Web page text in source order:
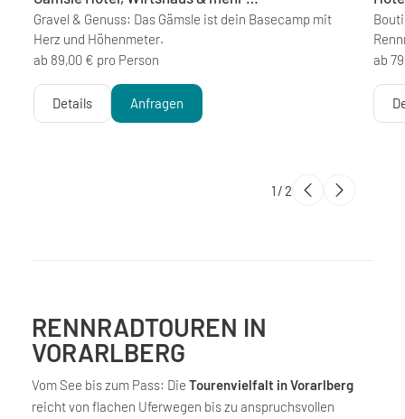
Gravel & Genuss: Das Gämsle ist dein Basecamp mit
Herz und Höhenmeter.
ab 89,00 € pro Person
Details Anfragen
ab
1 / 2
RENNRADTOUREN IN
VORARLBERG
Vom See bis zum Pass: Die Tourenvielfalt in Vorarlberg
reicht von flachen Uferwegen bis zu anspruchsvollen